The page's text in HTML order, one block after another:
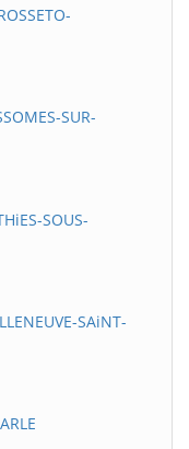
SUR-
SOUS-
SAiNT-